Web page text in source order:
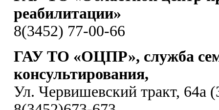
реабилитации»
8(3452) 77-00-66
ГАУ ТО «ОЦПР», служба
консультирования,
Ул. Червишевский тракт, 64а